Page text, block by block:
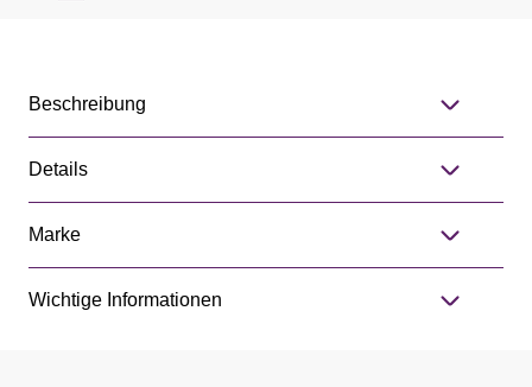
Beschreibung
Details
Marke
Wichtige Informationen